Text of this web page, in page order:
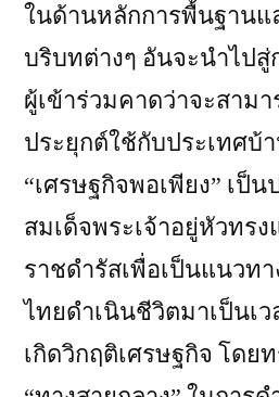
ในด้านหลักการพื้นฐานแ
บริบทต่างๆ อันจะนำไป
ผู้เข้าร่วมคาดว่าจะสาม
ประยุกต์ใช้กับประเทศบ้
“เศรษฐกิจพอเพียง” เป็
สมเด็จพระเจ้าอยู่หัวทรง
ราชดำรัสเพื่อเป็นแนวท
ไทยดำเนินชีวิตมาเป็นเว
เกิดวิกฤติเศรษฐกิจ โดย